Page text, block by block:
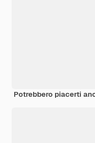
Potrebbero piacerti